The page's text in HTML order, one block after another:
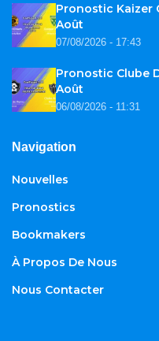
Pronostic Kaizer
Août
07/08/2026 - 17:43
Pronostic Clube
Août
06/08/2026 - 11:31
Navigation
Nouvelles
Pronostics
Bookmakers
À Propos De Nous
Nous Contacter